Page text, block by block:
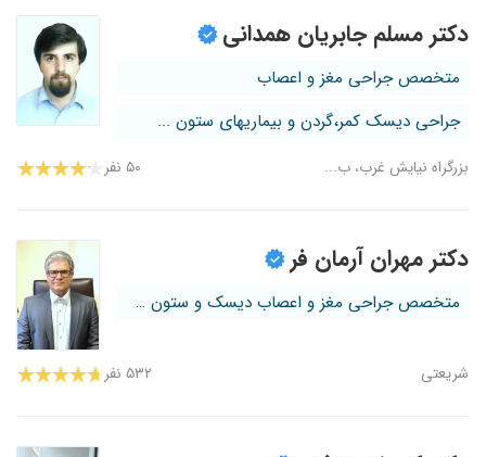
دکتر مسلم جابریان همدانی
متخصص جراحی مغز و اعصاب
جراحی دیسک کمر،گردن و بیماریهای ستون ...
بزرگراه نیایش غرب، ب... ۵۰ نفر
دکتر مهران آرمان فر
متخصص جراحی مغز و اعصاب دیسک و ستون ف...
شریعتی ۵۳۲ نفر